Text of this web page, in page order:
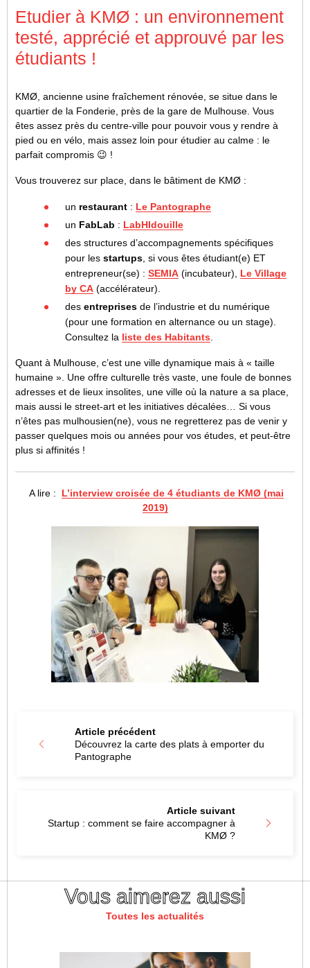
Etudier à KMØ : un environnement
testé, apprécié et approuvé par les
étudiants !
KMØ, ancienne usine fraîchement rénovée, se situe dans le
quartier de la Fonderie, près de la gare de Mulhouse. Vous
êtes assez près du centre-ville pour pouvoir vous y rendre à
pied ou en vélo, mais assez loin pour étudier au calme : le
parfait compromis 😉 !
Vous trouverez sur place, dans le bâtiment de KMØ :
un restaurant : Le Pantographe
un FabLab : LabHIdouille
des structures d’accompagnements spécifiques
pour les startups , si vous êtes étudiant(e) ET
entrepreneur(se) : SEMIA (incubateur), Le Village
by CA (accélérateur).
des entreprises de l’industrie et du numérique
(pour une formation en alternance ou un stage).
Consultez la liste des Habitants
Quant à Mulhouse, c’est une ville dynamique mais à « taille
humaine ». Une offre culturelle très vaste, une foule de bonnes
adresses et de lieux insolites, une ville où la nature a sa place,
mais aussi le street-art et les initiatives décalées… Si vous
n’êtes pas mulhousien(ne), vous ne regretterez pas de venir y
passer quelques mois ou années pour vos études, et peut-être
plus si affinités !
A lire : L’interview croisée de 4 étudiants de KMØ (mai
2019)
Article précédent
Découvrez la carte des plats à emporter du
Pantographe
Article suivant
Startup : comment se faire accompagner à
KMØ ?
Vous aimerez aussi
Toutes les actualités